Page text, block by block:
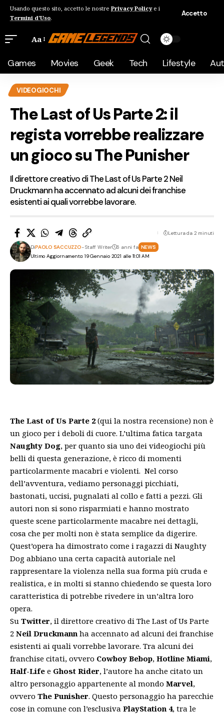
Usando questo sito, accetto le nostre Privacy Policye i
Termini d'Uso.
Accetto
Aa
Games Movies Geek Tech Lifestyle
VIDEOGIOCHI
The Last of Us Parte 2: il
regista vorrebbe realizzare
un gioco su The Punisher
Il direttore creativo di The Last of Us Parte 2 Neil
Druckmann ha accennato ad alcuni dei franchise
esistenti ai quali vorrebbe lavorare.
Ultimo Aggiornamento: 19 Gennaio 2021 alle 11:01 AM
DiPAOLO SACCUZZO- Staff Writer 6 anni fa NEWS
Lettura da 2 minuti
The Last of Us Parte 2 (qui la nostra recensione) non è
un gioco per i deboli di cuore. L’ultima fatica targata
Naughty Dog, per quanto sia uno dei videogiochi più
belli di questa generazione, è ricco di momenti
particolarmente macabri e violenti. Nel corso
dell’avventura, vediamo personaggi picchiati,
bastonati, uccisi, pugnalati al collo e fatti a pezzi. Gli
autori non si sono risparmiati e hanno mostrato
queste scene particolarmente macabre nei dettagli,
cosa che per molti non è stata semplice da digerire.
Quest’opera ha dimostrato come i ragazzi di Naughty
Dog abbiano una certa capacità autoriale nel
rappresentare la violenza nella sua forma più cruda e
realistica, e in molti si stanno chiedendo se questa loro
caratteristica di potrebbe rivedere in un’altra loro
opera.
Su Twitter, il direttore creativo di The Last of Us Parte
2 Neil Druckmann ha accennato ad alcuni dei franchise
esistenti ai quali vorrebbe lavorare. Tra alcuni dei
franchise citati, ovvero Cowboy Bebop, Hotline Miami,
Half-Life e Ghost Rider, l’autore ha anche citato un
altro personaggio appartenente al mondo Marvel,
ovvero The Punisher. Questo personaggio ha parecchie
cose in comune con l’esclusiva PlayStation 4, tra le